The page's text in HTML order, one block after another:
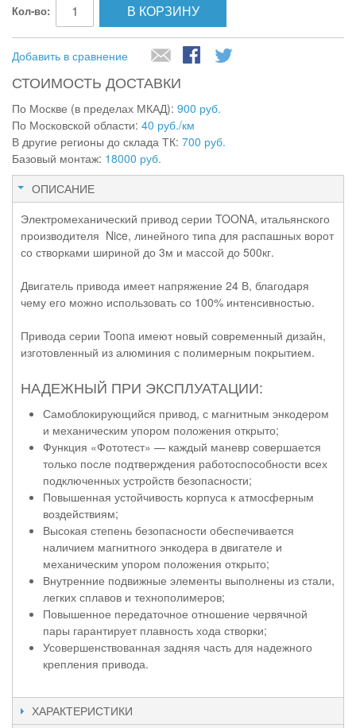
Кол-во: В КОРЗИНУ
Добавить в сравнение
СТОИМОСТЬ ДОСТАВКИ
По Москве (в пределах МКАД): 900 руб.
По Московской области: 40 руб./км
В другие регионы до склада ТК: 700 руб.
Базовый монтаж: 18000 руб.
ОПИСАНИЕ
Электромеханический привод серии TOONA, итальянского
производителя Nice, линейного типа для распашных ворот
со створками шириной до 3м и массой до 500кг.
Двигатель привода имеет напряжение 24 В, благодаря
чему его можно использовать со 100% интенсивностью.
Привода серии Toona имеют новый современный дизайн,
изготовленный из алюминия с полимерным покрытием.
НАДЕЖНЫЙ ПРИ ЭКСПЛУАТАЦИИ:
Самоблокирующийся привод, с магнитным энкодером
и механическим упором положения открыто;
Функция «Фототест» — каждый маневр совершается
только после подтверждения работоспособности всех
подключенных устройств безопасности;
Повышенная устойчивость корпуса к атмосферным
воздействиям;
Высокая степень безопасности обеспечивается
наличием магнитного энкодера в двигателе и
механическим упором положения открыто;
Внутренние подвижные элементы выполнены из стали,
легких сплавов и технополимеров;
Повышенное передаточное отношение червячной
пары гарантирует плавность хода створки;
Усовершенствованная задняя часть для надежного
крепления привода.
ХАРАКТЕРИСТИКИ